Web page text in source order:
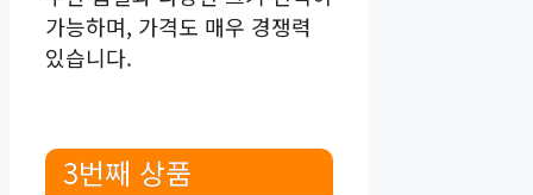
가능하며, 가격도 매우 경쟁력
있습니다.
3번째 상품